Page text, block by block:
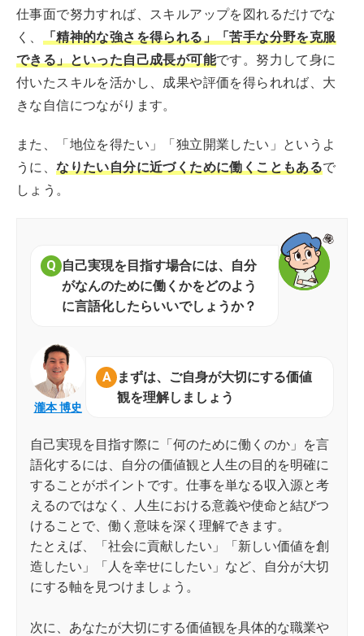
仕事面で努力すれば、スキルアップを図れるだけでな
く、 「精神的な強さを得られる」「苦手な分野を克服
できる」といった自己成長が可能です。努力して身に
付いたスキルを活かし、成果や評価を得られれば、大
きな自信につながります。
また、「地位を得たい」「独立開業したい」というよ
うに、なりたい自分に近づくために働くこともあるで
しょう。
自己実現を目指す場合には、自分
がなんのために働くかをどのよう
に言語化したらいいでしょうか？
瀧本 博史
まずは、ご自身が大切にする価値
観を理解しましょう
自己実現を目指す際に「何のために働くのか」を言
語化するには、自分の価値観と人生の目的を明確に
することがポイントです。仕事を単なる収入源と考
えるのではなく、人生における意義や使命と結びつ
けることで、働く意味を深く理解できます。
たとえば、「社会に貢献したい」「新しい価値を創
造したい」「人を幸せにしたい」など、自分が大切
にする軸を見つけましょう。
次に、あなたが大切にする価値観を具体的な職業や